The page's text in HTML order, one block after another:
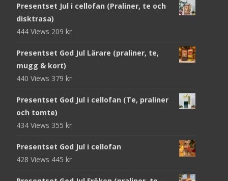
Presentset Jul i cellofan (Praliner, te och
disktrasa)
444 Views 209 kr
Presentset God Jul Lärare (praliner, te,
mugg & kort)
440 Views 379 kr
Presentset God Jul i cellofan (Te, praliner
och tomte)
434 Views 355 kr
Presentset God Jul i cellofan
428 Views 445 kr